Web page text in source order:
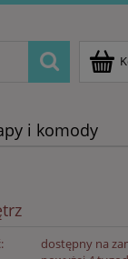
i komody
dostępny na